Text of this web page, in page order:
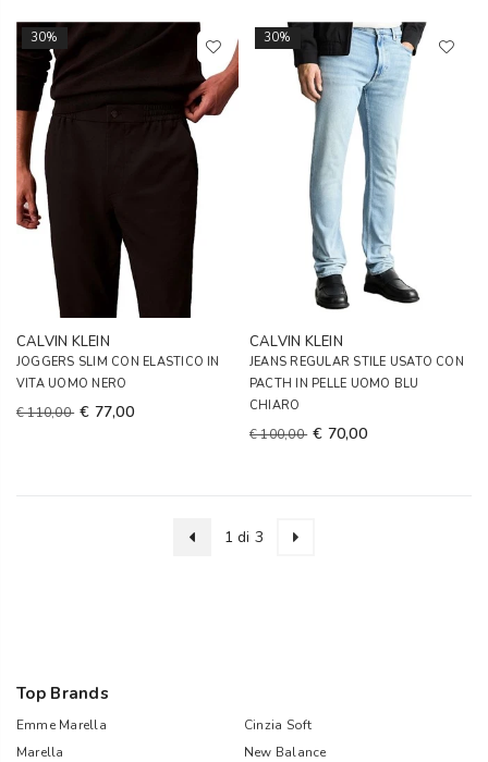
30%
CALVIN KLEIN
JOGGERS SLIM CON ELASTICO IN
VITA UOMO NERO
€ 110,00 € 77,00
30%
CALVIN KLEIN
JEANS REGULAR STILE USATO CON
PACTH IN PELLE UOMO BLU
CHIARO
€ 100,00 € 70,00
1 di 3
Top Brands
Emme Marella
Cinzia Soft
Marella
New Balance